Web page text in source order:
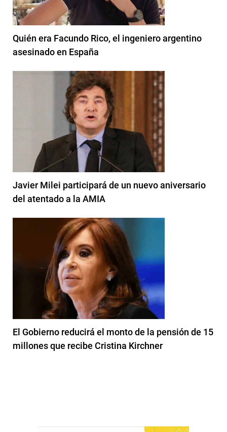
Quién era Facundo Rico, el ingeniero argentino
asesinado en España
Javier Milei participará de un nuevo aniversario
del atentado a la AMIA
El Gobierno reducirá el monto de la pensión de 15
millones que recibe Cristina Kirchner